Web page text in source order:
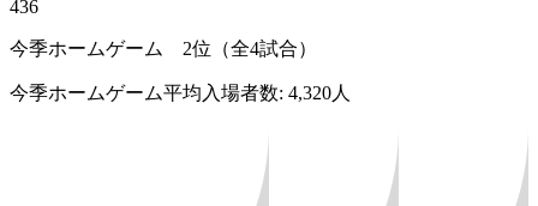
436
今季ホームゲーム 2位（全4試合）
今季ホームゲーム平均入場者数: 4,320人